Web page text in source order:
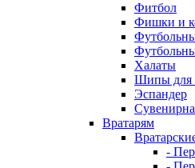
Фитбол
Фишки и
Халаты
Шипы для
Эспандер
Вратарям
-